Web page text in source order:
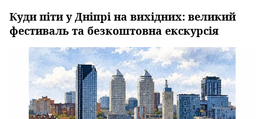
Куди піти у Дніпрі на вихідних: великий
фестиваль та безкоштовна екскурсія